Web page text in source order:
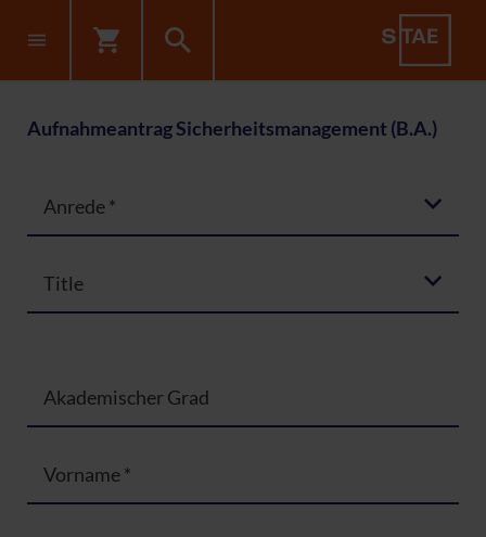
Aufnahmeantrag Sicherheitsmanagement (B.A.)
Anrede*
Title
Akademischer Grad
Vorname*